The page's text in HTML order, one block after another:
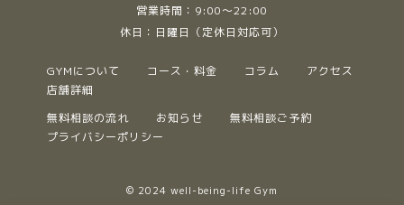
営業時間：9:00～22:00
休日：日曜日（定休日対応可）
GYMについて コース・料金 コラム
アクセス
店舗詳細
無料相談の流れ
お知らせ
無料相談ご予約
プライバシーポリシー
© 2024 well-being-life Gym